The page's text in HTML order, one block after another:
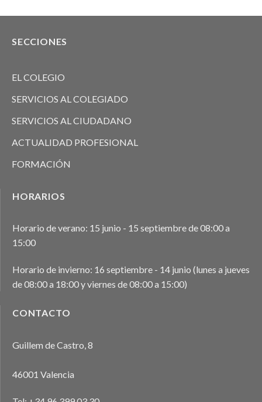
SECCIONES
EL COLEGIO
SERVICIOS AL COLEGIADO
SERVICIOS AL CIUDADANO
ACTUALIDAD PROFESIONAL
FORMACIÓN
HORARIOS
Horario de verano: 15 junio - 15 septiembre de 08:00 a
15:00
Horario de invierno: 16 septiembre - 14 junio (lunes a jueves
de 08:00 a 18:00 y viernes de 08:00 a 15:00)
CONTACTO
Guillem de Castro, 8
46001 Valencia